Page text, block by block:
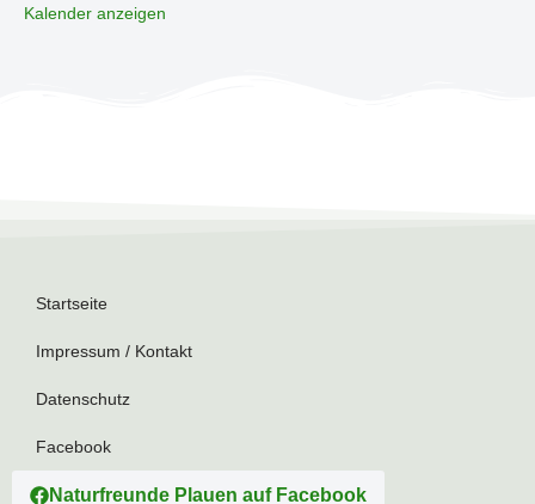
Kalender anzeigen
Startseite
Impressum / Kontakt
Datenschutz
Facebook
Naturfreunde Plauen auf Facebook